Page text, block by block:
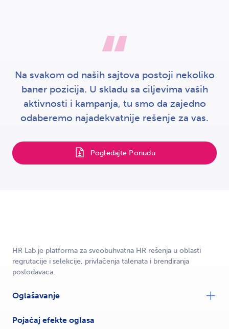
Na svakom od naših sajtova postoji nekoliko
baner pozicija. U skladu sa ciljevima vaših
aktivnosti i kampanja, tu smo da zajedno
odaberemo najadekvatnije rešenje za vas.
Pogledajte Ponudu
HR Lab je platforma za sveobuhvatna HR rešenja u oblasti
regrutacije i selekcije, privlačenja talenata i brendiranja
poslodavaca.
Oglašavanje
Pojačaj efekte oglasa